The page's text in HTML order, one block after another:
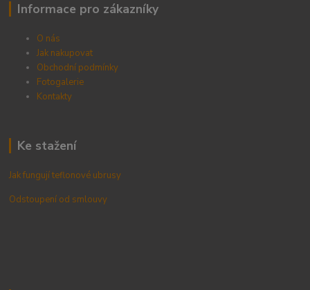
Informace pro zákazníky
O nás
Jak nakupovat
Obchodní podmínky
Fotogalerie
Kontakty
Ke stažení
Jak fungují teflonové ubrusy
Odstoupení od smlouvy